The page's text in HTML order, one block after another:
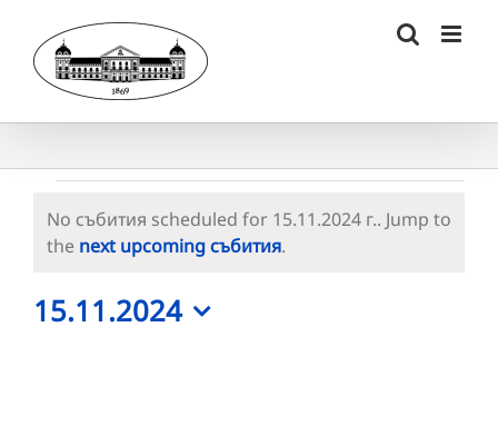
content
Събития
for
15.11.2024
г.
Notice
No събития scheduled for 15.11.2024 г.. Jump to
the next upcoming събития.
15.11.2024